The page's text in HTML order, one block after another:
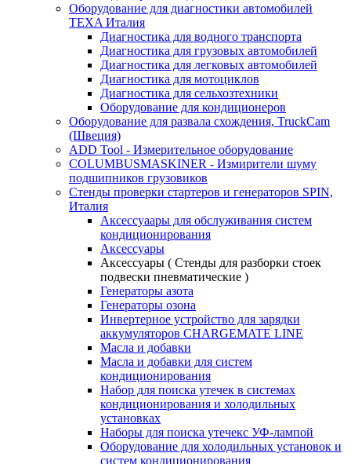
Оборудование для диагностики автомобилей
TEXA Италия
Диагностика для водного транспорта
Диагностика для грузовых автомобилей
Диагностика для легковых автомобилей
Диагностика для мотоциклов
Диагностика для сельхозтехники
Оборудование для кондиционеров
Оборудование для развала схождения, TruckCam
(Швеция)
ADD Tool - Измерительное оборудование
COLUMBUSMASKINER - Измирители шуму
подшипников грузовиков
Стенды проверки стартеров и генераторов SPIN,
Италия
Аксессуаары для обслуживания систем
кондиционирования
Аксессуары
Аксессуары ( Стенды для разборки стоек
подвески пневматические )
Генераторы азота
Генераторы озона
Инвертерное устройство для зарядки
аккумуляторов CHARGEMATE LINE
Масла и добавки
Масла и добавки для систем
кондиционирования
Набор для поиска утечек в системах
кондиционирования и холодильных
установках
Наборы для поиска утечекс УФ-лампой
Оборудование для холодильных установок и
систем кондиционирования